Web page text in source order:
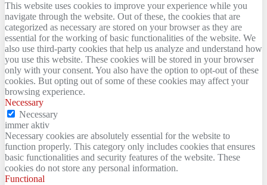
This website uses cookies to improve your experience while you
navigate through the website. Out of these, the cookies that are
categorized as necessary are stored on your browser as they are
essential for the working of basic functionalities of the website. We
also use third-party cookies that help us analyze and understand how
you use this website. These cookies will be stored in your browser
only with your consent. You also have the option to opt-out of these
cookies. But opting out of some of these cookies may affect your
browsing experience.
Necessary
Necessary
immer aktiv
Necessary cookies are absolutely essential for the website to
function properly. This category only includes cookies that ensures
basic functionalities and security features of the website. These
cookies do not store any personal information.
Functional